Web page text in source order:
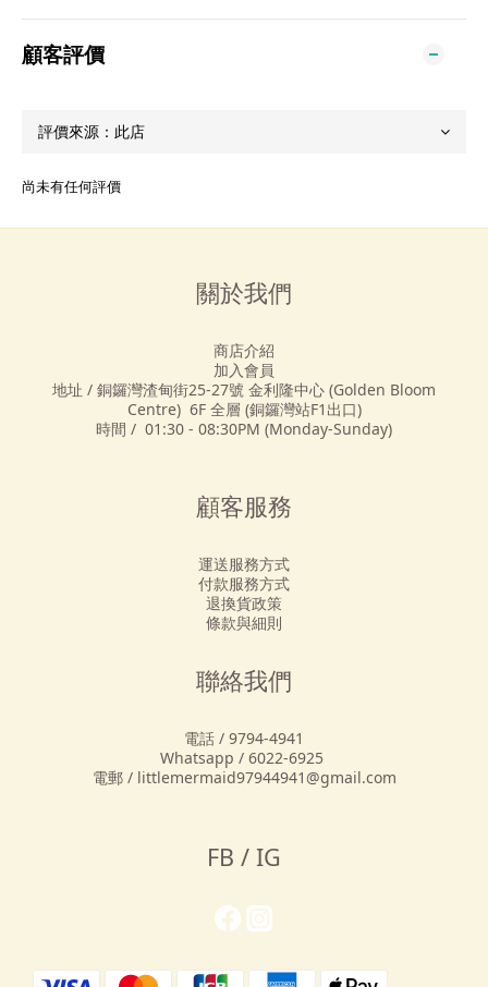
顧客評價
尚未有任何評價
關於我們
商店介紹
加入會員
地址 / 銅鑼灣渣甸街25-27號 金利隆中心 (Golden Bloom
Centre) 6F 全層 (銅鑼灣站F1出口)
時間 / 01:30 - 08:30PM (Monday-Sunday)
顧客服務
運送服務方式
付款服務方式
退換貨政策
條款與細則
聯絡我們
電話 / 9794-4941
Whatsapp / 6022-6925
電郵 / littlemermaid97944941@gmail.com
FB / IG